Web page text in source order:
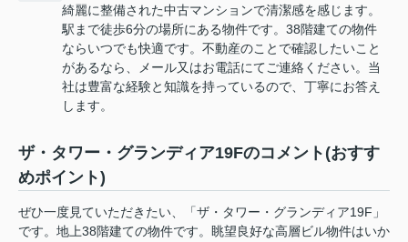
綺麗に整備された中古マンションで清潔感を感じます。
駅まで徒歩6分の場所にある物件です。38階建ての物件
ならいつでも快適です。不動産のことで確認したいこと
があるなら、メール又はお電話にてご連絡ください。当
社は豊富な経験と知識を持っているので、丁寧にお答え
します。
ザ・タワー・グランディア19Fのコメント(おすす
めポイント)
ぜひ一度見ていただきたい、「ザ・タワー・グランディア19F」
です。地上38階建ての物件です。眺望良好な高層ビル物件はいか